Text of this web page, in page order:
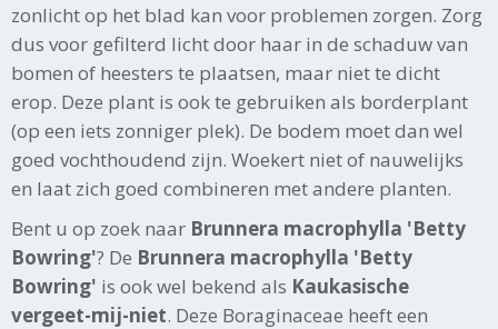
zonlicht op het blad kan voor problemen zorgen. Zorg
dus voor gefilterd licht door haar in de schaduw van
bomen of heesters te plaatsen, maar niet te dicht
erop. Deze plant is ook te gebruiken als borderplant
(op een iets zonniger plek). De bodem moet dan wel
goed vochthoudend zijn. Woekert niet of nauwelijks
en laat zich goed combineren met andere planten.
Bent u op zoek naar Brunnera macrophylla 'Betty
Bowring'? De Brunnera macrophylla 'Betty
Bowring' is ook wel bekend als Kaukasische
vergeet-mij-niet. Deze Boraginaceae heeft een